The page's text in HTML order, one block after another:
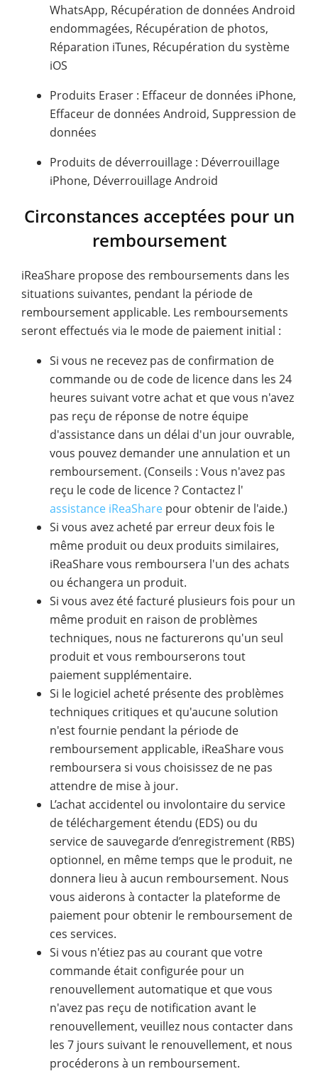
WhatsApp, Récupération de données Android
endommagées, Récupération de photos,
Réparation iTunes, Récupération du système
iOS
Produits Eraser : Effaceur de données iPhone,
Effaceur de données Android, Suppression de
données
Produits de déverrouillage : Déverrouillage
iPhone, Déverrouillage Android
Circonstances acceptées pour un
remboursement
iReaShare propose des remboursements dans les
situations suivantes, pendant la période de
remboursement applicable. Les remboursements
seront effectués via le mode de paiement initial :
Si vous ne recevez pas de confirmation de
commande ou de code de licence dans les 24
heures suivant votre achat et que vous n'avez
pas reçu de réponse de notre équipe
d'assistance dans un délai d'un jour ouvrable,
vous pouvez demander une annulation et un
remboursement. (Conseils : Vous n'avez pas
reçu le code de licence ? Contactez l'
assistance iReaShare pour obtenir de l'aide.)
Si vous avez acheté par erreur deux fois le
même produit ou deux produits similaires,
iReaShare vous remboursera l'un des achats
ou échangera un produit.
Si vous avez été facturé plusieurs fois pour un
même produit en raison de problèmes
techniques, nous ne facturerons qu'un seul
produit et vous rembourserons tout
paiement supplémentaire.
Si le logiciel acheté présente des problèmes
techniques critiques et qu'aucune solution
n'est fournie pendant la période de
remboursement applicable, iReaShare vous
remboursera si vous choisissez de ne pas
attendre de mise à jour.
L’achat accidentel ou involontaire du service
de téléchargement étendu (EDS) ou du
service de sauvegarde d’enregistrement (RBS)
optionnel, en même temps que le produit, ne
donnera lieu à aucun remboursement. Nous
vous aiderons à contacter la plateforme de
paiement pour obtenir le remboursement de
ces services.
Si vous n'étiez pas au courant que votre
commande était configurée pour un
renouvellement automatique et que vous
n'avez pas reçu de notification avant le
renouvellement, veuillez nous contacter dans
les 7 jours suivant le renouvellement, et nous
procéderons à un remboursement.